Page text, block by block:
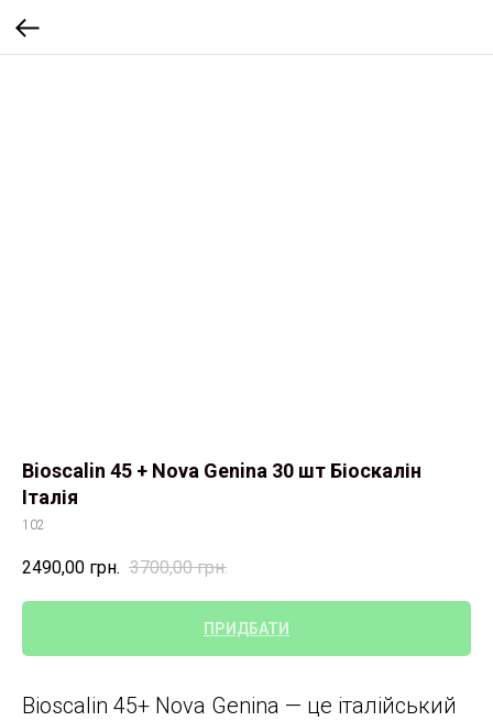
Bioscalin 45 + Nova Genina 30 шт Біоскалін
Італія
102
2490,00 грн. 3700,00 грн.
ПРИДБАТИ
Bioscalin 45+ Nova Genina — це італійський